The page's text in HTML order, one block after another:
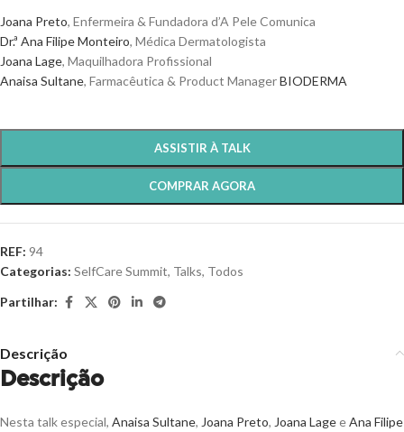
Joana Preto, Enfermeira & Fundadora d’A Pele Comunica
Dr.ª Ana Filipe Monteiro, Médica Dermatologista
Joana Lage, Maquilhadora Profissional
Anaisa Sultane, Farmacêutica & Product ManagerBIODERMA
ASSISTIR À TALK
COMPRAR AGORA
REF: 94
Categorias: SelfCare Summit, Talks, Todos
Partilhar:
Descrição
Descrição
Nesta talk especial, Anaisa Sultane, Joana Preto, Joana LageeAna Filipe